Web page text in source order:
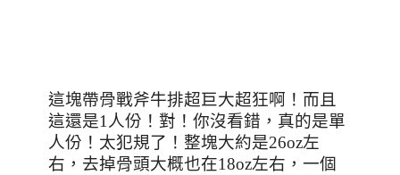
這塊帶骨戰斧牛排超巨大超狂啊！而且
這還是1人份！對！你沒看錯，真的是單
人份！太犯規了！整塊大約是26oz左
右，去掉骨頭大概也在18oz左右，一個